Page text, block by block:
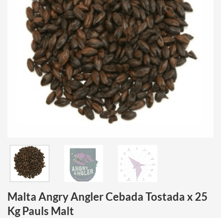
Malta Angry Angler Cebada Tostada x 25
Kg Pauls Malt